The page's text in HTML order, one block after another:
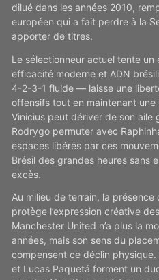
dilué dans les années 2010,
européen qui a fait perdre à la
apporter de titres.
Le sélectionneur actuel tente
efficacité moderne et ADN
4-2-3-1 fluide — laisse une
offensifs tout en maintenant
Vinicius peut dériver de son aile
Rodrygo permuter avec
espaces libérés par ces
Brésil des grandes heures sans
excès.
Au milieu de terrain, la présence
protège l’expression créative
Manchester United n’a plus la
années, mais son sens du
compensent ce déclin physique.
et Lucas Paquetá forment un